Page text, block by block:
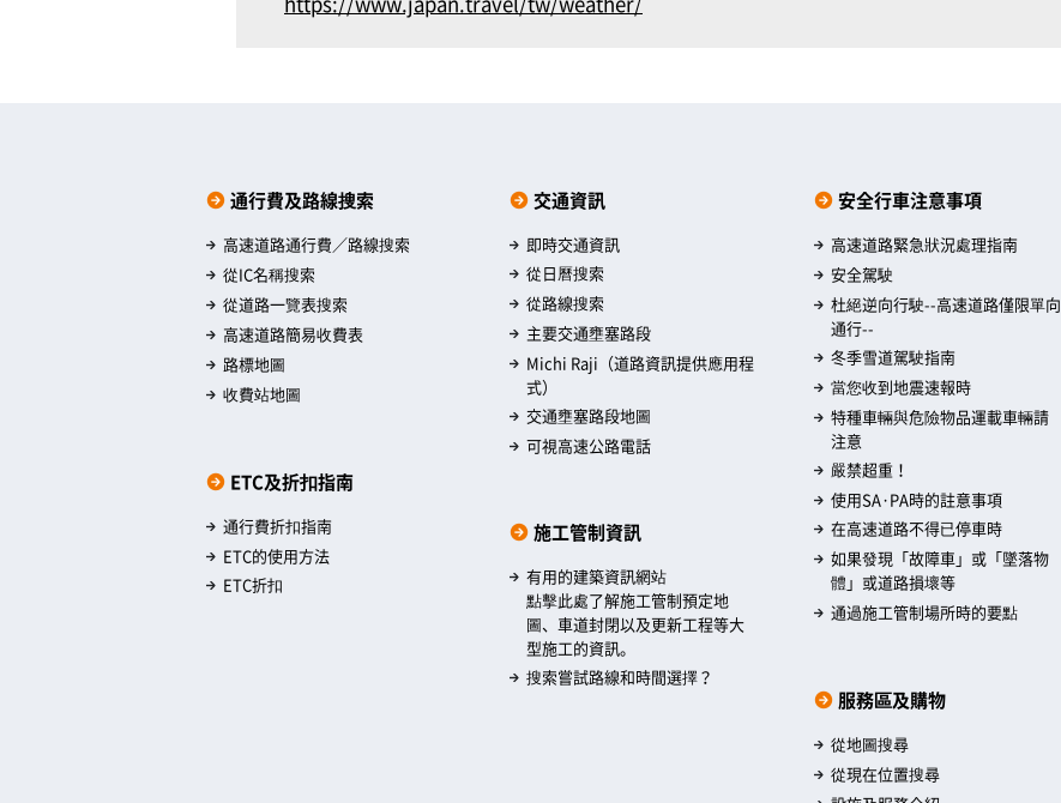
通行費及路線搜索
高速道路通行費／路線搜索
從IC名稱搜索
從道路一覽表搜索
高速道路簡易收費表
路標地圖
收費站地圖
ETC及折扣指南
通行費折扣指南
ETC的使用方法
ETC折扣
交通資訊
即時交通資訊
從日曆搜索
從路線搜索
主要交通壅塞路段
Michi Raji（道路資訊提供應用程
式）
交通壅塞路段地圖
可視高速公路電話
施工管制資訊
有用的建築資訊網站
點擊此處了解施工管制預定地
圖、車道封閉以及更新工程等大
型施工的資訊。
搜索嘗試路線和時間選擇？
安全行車注意事項
高速道路緊急狀況處理指南
安全駕駛
杜絕逆向行駛--高速道路僅限單向
通行--
冬季雪道駕駛指南
當您收到地震速報時
特種車輛與危險物品運載車輛請
注意
嚴禁超重！
使用SA·PA時的註意事項
在高速道路不得已停車時
如果發現「故障車」或「墜落物
體」或道路損壞等
通過施工管制場所時的要點
服務區及購物
從地圖搜尋
從現在位置搜尋